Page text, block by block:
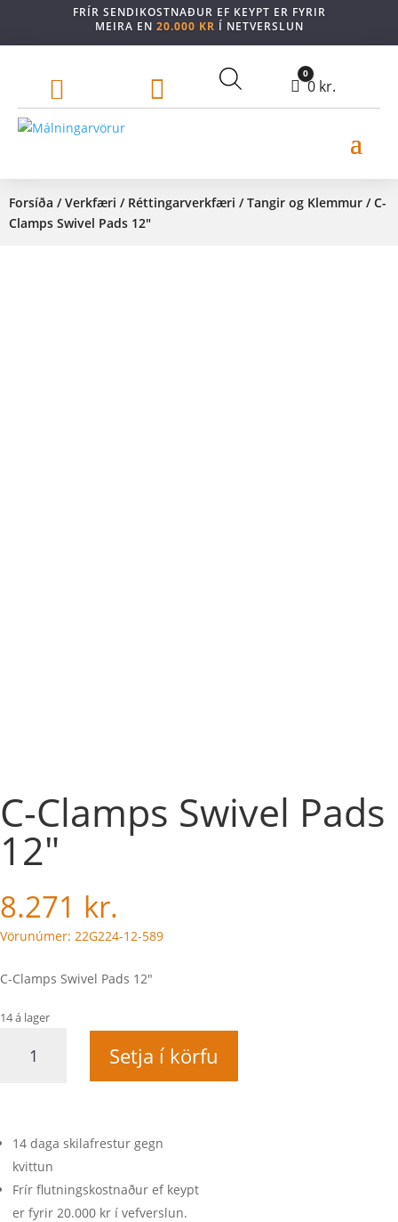
FRÍR SENDIKOSTNAÐUR EF KEYPT ER FYRIR
MEIRA EN 20.000 KR Í NETVERSLUN
  Cart
0
0 kr.
Forsíða /Verkfæri / Réttingarverkfæri /Tangir og Klemmur / C-
Clamps Swivel Pads 12″
C-Clamps Swivel Pads
12″
8.271 kr.
Vörunúmer: 22G224-12-589
C-Clamps Swivel Pads 12"
14 á lager
Clamps
quantity
Setja í körfu
14 daga skilafrestur gegn
kvittun
Frír flutningskostnaður ef keypt
er fyrir 20.000 kr í vefverslun.